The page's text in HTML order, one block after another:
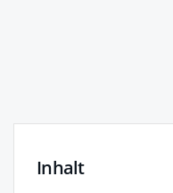
Inhalt